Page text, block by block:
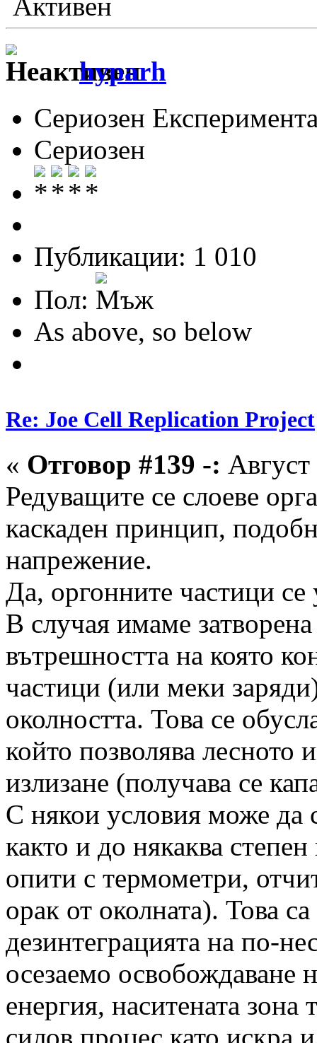
hyparh
Сериозен
Сериозен
Публикации: 1 010
Пол:
As above, so below
Re: Joe Cell Replication Project
« Отговор #139 -:
Редуващите се слоеве
каскаден принцип,
напрежение.
Да, оргонните частици се
В случая имаме
вътрешността на която
частици (или меки
околността. Това се
който позволява лесното
излизане (получава се
С някои условия може да
както и до някаква
опити с термометри,
орак от околната). Това
дезинтеграцията на по-
осезаемо освобождаване
енергия, наситената зона
силов процес като искра